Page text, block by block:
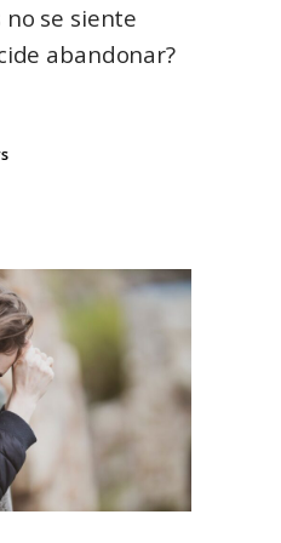
no se siente
abandonar?